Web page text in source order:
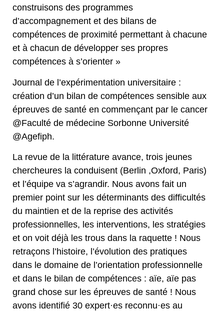
construisons des programmes
d’accompagnement et des bilans de
compétences de proximité permettant à chacune
et à chacun de développer ses propres
compétences à s’orienter »
Journal de l’expérimentation universitaire :
création d’un bilan de compétences sensible aux
épreuves de santé en commençant par le cancer
@Faculté de médecine Sorbonne Université
@Agefiph.
La revue de la littérature avance, trois jeunes
chercheures la conduisent (Berlin ,Oxford, Paris)
et l’équipe va s’agrandir. Nous avons fait un
premier point sur les déterminants des difficultés
du maintien et de la reprise des activités
professionnelles, les interventions, les stratégies
et on voit déjà les trous dans la raquette ! Nous
retraçons l’histoire, l’évolution des pratiques
dans le domaine de l’orientation professionnelle
et dans le bilan de compétences : aïe, aïe pas
grand chose sur les épreuves de santé ! Nous
avons identifié 30 expert·es reconnu·es au